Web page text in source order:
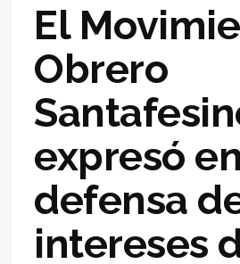
El
Obrero
expresó en
defensa
intereses